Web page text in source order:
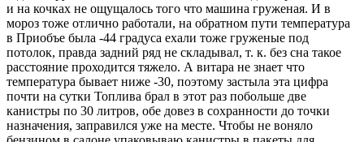
и на кочках не ощущалось того что машина груженая. И в
мороз тоже отлично работали, на обратном пути температура
в Приобъе была -44 градуса ехали тоже груженые под
потолок, правда задний ряд не складывал, т. к. без сна такое
расстояние проходится тяжело. А витара не знает что
температура бывает ниже -30, поэтому застыла эта цифра
почти на сутки Топлива брал в этот раз побольше две
канистры по 30 литров, обе довез в сохранности до точки
назначения, заправился уже на месте. Чтобы не воняло